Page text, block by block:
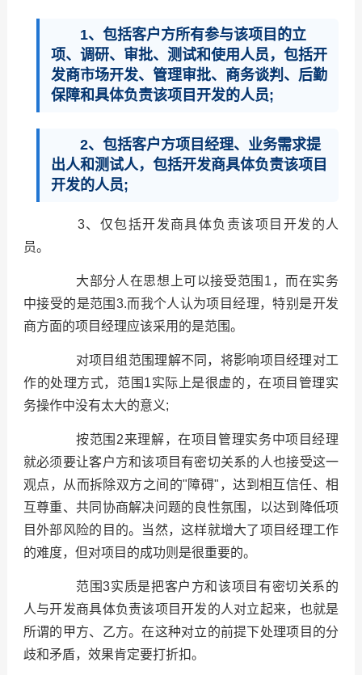
1、包括客户方所有参与该项目的立
项、调研、审批、测试和使用人员，包括开
发商市场开发、管理审批、商务谈判、后勤
保障和具体负责该项目开发的人员;
2、包括客户方项目经理、业务需求提
出人和测试人，包括开发商具体负责该项目
开发的人员;
3、仅包括开发商具体负责该项目开发的人
员。
大部分人在思想上可以接受范围1，而在实务
中接受的是范围3.而我个人认为项目经理，特别是开发
商方面的项目经理应该采用的是范围。
对项目组范围理解不同，将影响项目经理对工
作的处理方式，范围1实际上是很虚的，在项目管理实
务操作中没有太大的意义;
按范围2来理解，在项目管理实务中项目经理
就必须要让客户方和该项目有密切关系的人也接受这一
观点，从而拆除双方之间的"障碍"，达到相互信任、相
互尊重、共同协商解决问题的良性氛围，以达到降低项
目外部风险的目的。当然，这样就增大了项目经理工作
的难度，但对项目的成功则是很重要的。
范围3实质是把客户方和该项目有密切关系的
人与开发商具体负责该项目开发的人对立起来，也就是
所谓的甲方、乙方。在这种对立的前提下处理项目的分
歧和矛盾，效果肯定要打折扣。